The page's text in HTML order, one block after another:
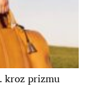
kroz prizmu